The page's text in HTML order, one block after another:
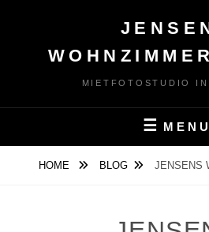
MIETFOTOSTUDIO
MENU
HOME BLOG JENSENS